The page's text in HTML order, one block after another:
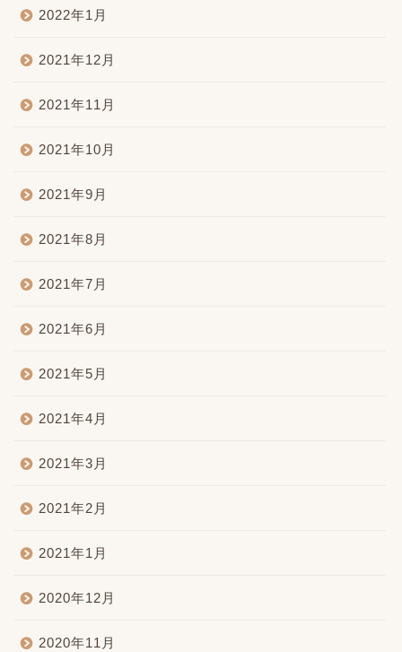
2022年1月
2021年12月
2021年11月
2021年10月
2021年9月
2021年8月
2021年7月
2021年6月
2021年5月
2021年4月
2021年3月
2021年2月
2021年1月
2020年12月
2020年11月